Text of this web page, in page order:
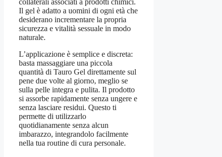
collaterali associati a prodotti chimici.
Il gel è adatto a uomini di ogni età che
desiderano incrementare la propria
sicurezza e vitalità sessuale in modo
naturale.
L’applicazione è semplice e discreta:
basta massaggiare una piccola
quantità di Tauro Gel direttamente sul
pene due volte al giorno, meglio se
sulla pelle integra e pulita. Il prodotto
si assorbe rapidamente senza ungere e
senza lasciare residui. Questo ti
permette di utilizzarlo
quotidianamente senza alcun
imbarazzo, integrandolo facilmente
nella tua routine di cura personale.